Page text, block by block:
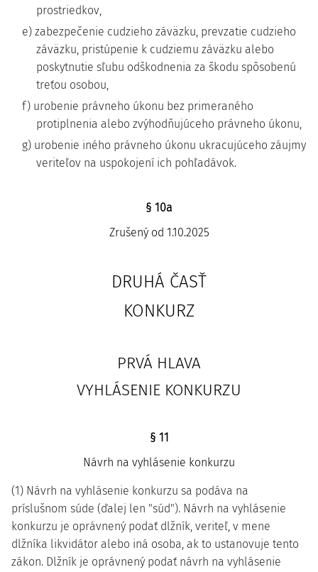
prostriedkov,
e) zabezpečenie cudzieho záväzku, prevzatie cudzieho
záväzku, pristúpenie k cudziemu záväzku alebo
poskytnutie sľubu odškodnenia za škodu spôsobenú
treťou osobou,
f) urobenie právneho úkonu bez primeraného
protiplnenia alebo zvýhodňujúceho právneho úkonu,
g) urobenie iného právneho úkonu ukracujúceho záujmy
veriteľov na uspokojení ich pohľadávok.
§ 10a
Zrušený od 1.10.2025
DRUHÁ ČASŤ
KONKURZ
PRVÁ HLAVA
VYHLÁSENIE KONKURZU
§ 11
Návrh na vyhlásenie konkurzu
(1) Návrh na vyhlásenie konkurzu sa podáva na
príslušnom súde (ďalej len "súd"). Návrh na vyhlásenie
konkurzu je oprávnený podať dlžník, veriteľ, v mene
dlžníka likvidátor alebo iná osoba, ak to ustanovuje tento
zákon. Dlžník je oprávnený podať návrh na vyhlásenie